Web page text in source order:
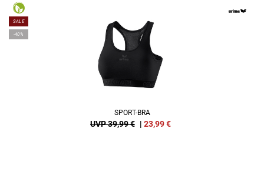
SALE
-40%
SPORT-BRA
UVP 39,99 € | 23,99€